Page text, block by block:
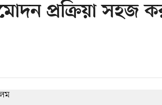
প্রক্রিয়া সহজ